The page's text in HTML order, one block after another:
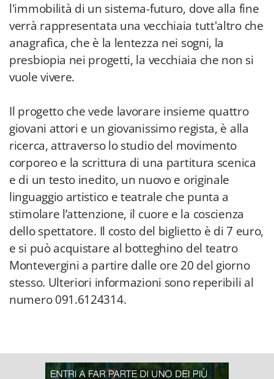
l'immobilità di un sistema-futuro, dove alla fine
verrà rappresentata una vecchiaia tutt'altro che
anagrafica, che è la lentezza nei sogni, la
presbiopia nei progetti, la vecchiaia che non si
vuole vivere.
Il progetto che vede lavorare insieme quattro
giovani attori e un giovanissimo regista, è alla
ricerca, attraverso lo studio del movimento
corporeo e la scrittura di una partitura scenica
e di un testo inedito, un nuovo e originale
linguaggio artistico e teatrale che punta a
stimolare l’attenzione, il cuore e la coscienza
dello spettatore. Il costo del biglietto è di 7 euro,
e si può acquistare al botteghino del teatro
Montevergini a partire dalle ore 20 del giorno
stesso. Ulteriori informazioni sono reperibili al
numero 091.6124314.